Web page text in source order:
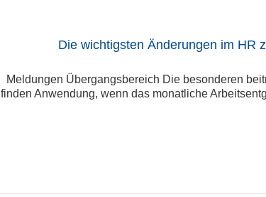
Die wichtigsten Änderungen im HR
Meldungen Übergangsbereich Die besonderen
finden Anwendung, wenn das monatliche